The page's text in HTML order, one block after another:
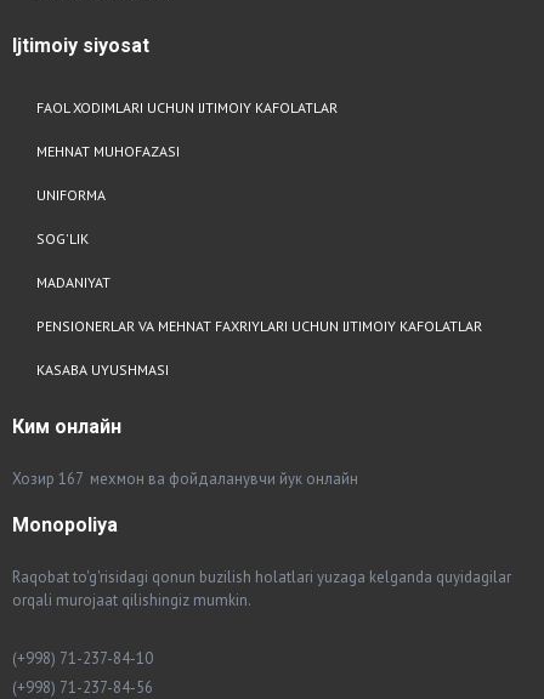
Ijtimoiy siyosat
FAOL XODIMLARI UCHUN IJTIMOIY KAFOLATLAR
MEHNAT MUHOFAZASI
UNIFORMA
SOG'LIK
MADANIYAT
PENSIONERLAR VA MEHNAT FAXRIYLARI UCHUN IJTIMOIY KAFOLATLAR
KASABA UYUSHMASI
Ким онлайн
Хозир 167 мехмон ва фойдаланувчи йук онлайн
Monopoliya
Raqobat to'g'risidagi qonun buzilish holatlari yuzaga kelganda quyidagilar
orqali murojaat qilishingiz mumkin.
(+998) 71-237-84-10
(+998) 71-237-84-56